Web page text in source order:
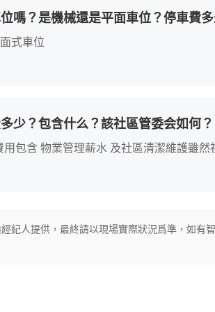
嗎？是機械還是平面車位？停車費多
式車位
少？包含什么？該社區管委会如何？
包含 物業管理薪水 及社區清潔維護雖
收費合理
紀人提供，最終請以現場實際狀況爲準，如有